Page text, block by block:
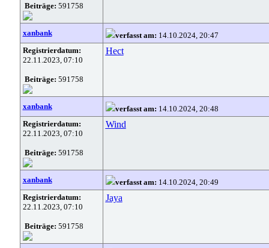
Beiträge: 591758
xanbank verfasst am: 14.10.2024, 20:47
Registrierdatum:
22.11.2023, 07:10
Beiträge: 591758
Hect
xanbank verfasst am: 14.10.2024, 20:48
Registrierdatum:
22.11.2023, 07:10
Beiträge: 591758
Wind
xanbank verfasst am: 14.10.2024, 20:49
Registrierdatum:
22.11.2023, 07:10
Beiträge: 591758
Jaya